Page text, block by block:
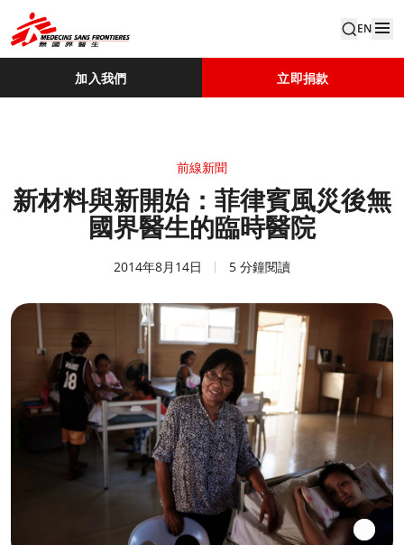
EN
加入我們 立即捐款
前線新聞
新材料與新開始：菲律賓風災後無
國界醫生的臨時醫院
2014年8月14日 5 分鐘閱讀